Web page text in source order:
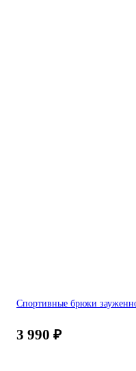
Спортивные брюки
3 990 ₽